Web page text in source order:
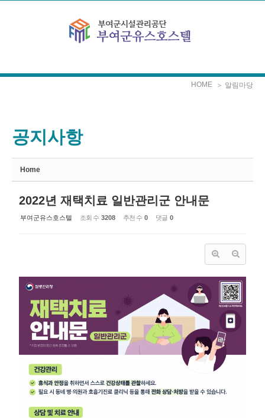
HOME ＞ 알림마당
공지사항
Home
2022년 재택치료 일반관리군 안내문
부여군유스호스텔 조회 수 3208 추천 수 0 댓글 0